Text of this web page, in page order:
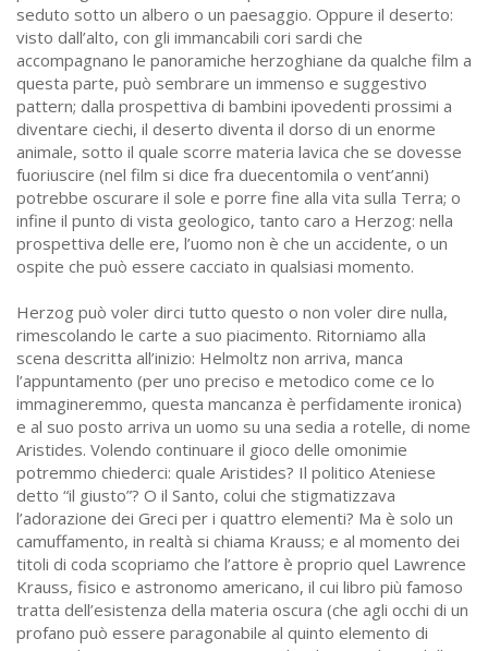
seduto sotto un albero o un paesaggio. Oppure il deserto:
visto dall’alto, con gli immancabili cori sardi che
accompagnano le panoramiche herzoghiane da qualche film a
questa parte, può sembrare un immenso e suggestivo
pattern; dalla prospettiva di bambini ipovedenti prossimi a
diventare ciechi, il deserto diventa il dorso di un enorme
animale, sotto il quale scorre materia lavica che se dovesse
fuoriuscire (nel film si dice fra duecentomila o vent’anni)
potrebbe oscurare il sole e porre fine alla vita sulla Terra; o
infine il punto di vista geologico, tanto caro a Herzog: nella
prospettiva delle ere, l’uomo non è che un accidente, o un
ospite che può essere cacciato in qualsiasi momento.
Herzog può voler dirci tutto questo o non voler dire nulla,
rimescolando le carte a suo piacimento. Ritorniamo alla
scena descritta all’inizio: Helmoltz non arriva, manca
l’appuntamento (per uno preciso e metodico come ce lo
immagineremmo, questa mancanza è perfidamente ironica)
e al suo posto arriva un uomo su una sedia a rotelle, di nome
Aristides. Volendo continuare il gioco delle omonimie
potremmo chiederci: quale Aristides? Il politico Ateniese
detto “il giusto”? O il Santo, colui che stigmatizzava
l’adorazione dei Greci per i quattro elementi? Ma è solo un
camuffamento, in realtà si chiama Krauss; e al momento dei
titoli di coda scopriamo che l’attore è proprio quel Lawrence
Krauss, fisico e astronomo americano, il cui libro più famoso
tratta dell’esistenza della materia oscura (che agli occhi di un
profano può essere paragonabile al quinto elemento di